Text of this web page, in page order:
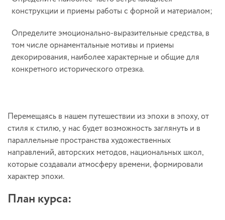
конструкции и приемы работы с формой и материалом;
Определите эмоционально-выразительные средства, в
том числе орнаментальные мотивы и приемы
декорирования, наиболее характерные и общие для
конкретного исторического отрезка.
Перемещаясь в нашем путешествии из эпохи в эпоху, от
стиля к стилю, у нас будет возможность заглянуть и в
параллельные пространства художественных
направлений, авторских методов, национальных школ,
которые создавали атмосферу времени, формировали
характер эпохи.
План курса: